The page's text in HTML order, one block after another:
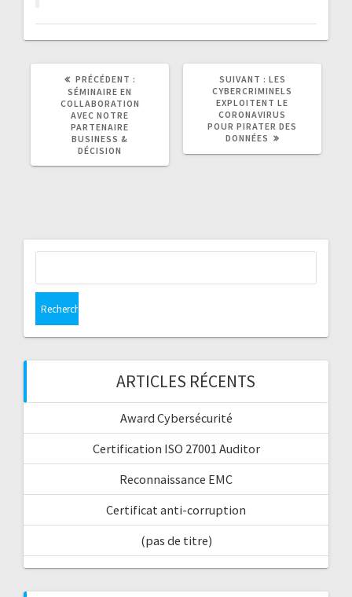
PRÉCÉDENT :
:
SÉMINAIRE EN
COLLABORATION
AVEC NOTRE
PARTENAIRE
BUSINESS &
DÉCISION
SUIVANT : ARTICLE
SUIVANT
:
LES
CYBERCRIMINELS
EXPLOITENT LE
CORONAVIRUS
POUR PIRATER DES
DONNÉES
ARTICLES RÉCENTS
Award Cybersécurité
Certification ISO 27001 Auditor
Reconnaissance EMC
Certificat anti-corruption
(pas de titre)